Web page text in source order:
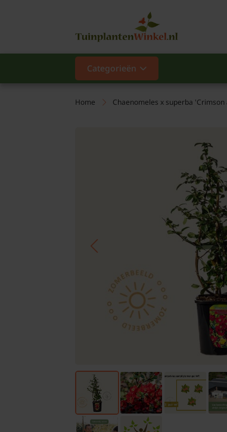
Categorieën
Categorieën
Populair
Klimplanten
Bomen
Leibomen
Kamerplanten
Bloempotten
Home Chaenomeles x superba 'Crimson